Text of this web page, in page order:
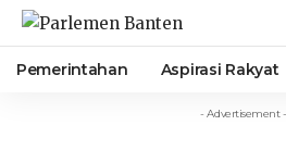
Pemerintahan Aspirasi Rakyat
- Advertisement -